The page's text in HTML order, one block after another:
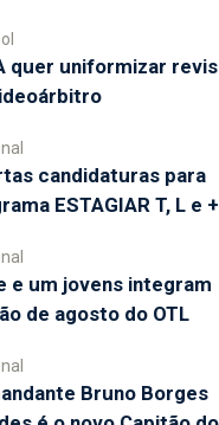
quer uniformizar
candidaturas para
ESTAGIAR T, L e +
e um jovens integram
de agosto do OTL
Bruno Borges